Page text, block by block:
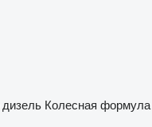
дизель Колесная формула